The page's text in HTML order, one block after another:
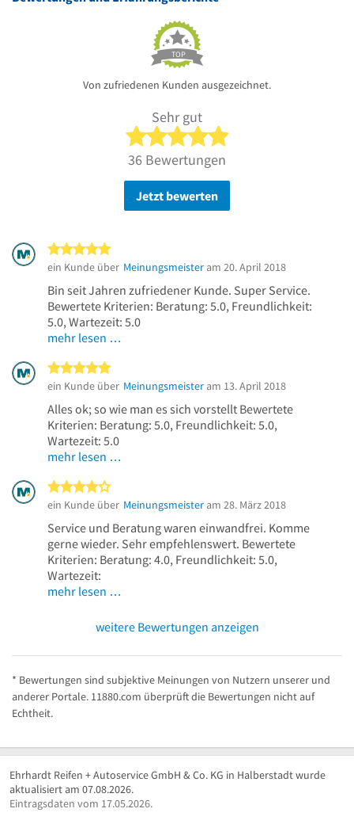
TOP
Von zufriedenen Kunden ausgezeichnet.
Sehr gut
5 von 5 Sternen
36 Bewertungen
Jetzt bewerten
ein Kunde über Meinungsmeister am 20. April 2018
Bin seit Jahren zufriedener Kunde. Super Service.
Bewertete Kriterien: Beratung: 5.0, Freundlichkeit:
5.0, Wartezeit: 5.0
mehr lesen …
ein Kunde über Meinungsmeister am 13. April 2018
Alles ok; so wie man es sich vorstellt Bewertete
Kriterien: Beratung: 5.0, Freundlichkeit: 5.0,
Wartezeit: 5.0
mehr lesen …
ein Kunde über Meinungsmeister am 28. März 2018
Service und Beratung waren einwandfrei. Komme
gerne wieder. Sehr empfehlenswert. Bewertete
Kriterien: Beratung: 4.0, Freundlichkeit: 5.0,
Wartezeit:
mehr lesen …
weitere Bewertungen anzeigen
* Bewertungen sind subjektive Meinungen von Nutzern unserer und
anderer Portale. 11880.com überprüft die Bewertungen nicht auf
Echtheit.
Ehrhardt Reifen + Autoservice GmbH & Co. KG in Halberstadt wurde
aktualisiert am 07.08.2026.
Eintragsdaten vom 17.05.2026.